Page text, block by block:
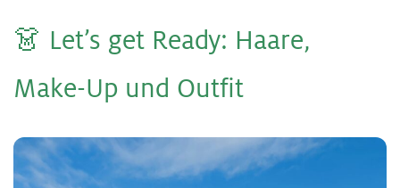
👗 Le­t’s get Re­a­dy: Haa­re,
Make-Up und Out­fit